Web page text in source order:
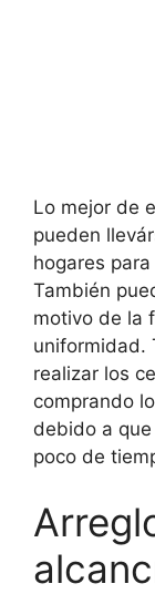
Lo mejor de
pueden
hogares
También
motivo de la
uniformidad.
realizar los
comprando
debido a
poco de